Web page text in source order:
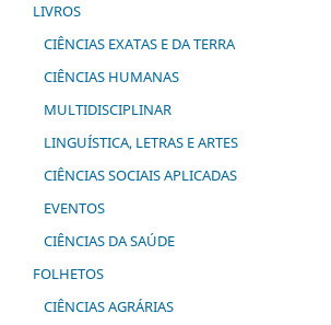
LIVROS
CIÊNCIAS EXATAS E DA TERRA
CIÊNCIAS HUMANAS
MULTIDISCIPLINAR
LINGUÍSTICA, LETRAS E ARTES
CIÊNCIAS SOCIAIS APLICADAS
EVENTOS
CIÊNCIAS DA SAÚDE
FOLHETOS
CIÊNCIAS AGRÁRIAS